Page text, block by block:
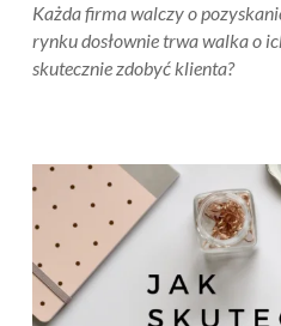
Każda firma walczy o
rynku dosłownie trwa walka o
skutecznie zdobyć klienta?